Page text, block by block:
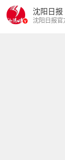
沈阳日报
沈阳日报官